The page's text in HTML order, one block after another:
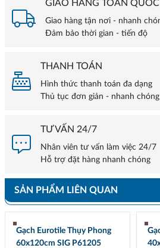
GIAO HÀNG TOÀN QUỐC
Giao hàng tận nơi - nhanh
Đảm bảo thời gian - tiến độ
THANH TOÁN
Hình thức thanh toán đa dạng
Thủ tục đơn giản - nhanh chóng
TƯ VẤN 24/7
Nhân viên tư vấn làm việc 24/7
Hỗ trợ đặt hàng nhanh chóng
SẢN PHẨM LIÊN QUAN
Gạch Eurotile Thụy Phong
60x120cm SIG P61205